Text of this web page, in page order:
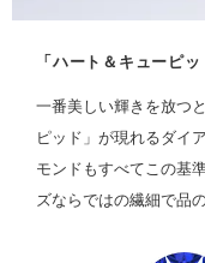
「ハート＆キューピ
一番美しい輝きを放つ
ピッド」が現れるダイ
モンドもすべてこの基
ズならではの繊細で品